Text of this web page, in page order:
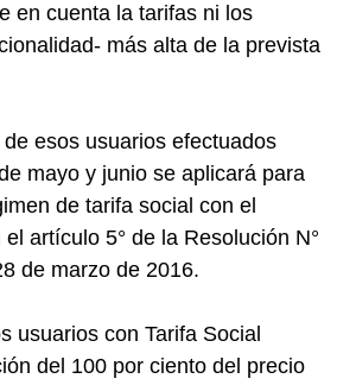
en cuenta la tarifas ni los
más alta de la prevista
esos usuarios efectuados
mayo y junio se aplicará para
de tarifa social con el
artículo 5° de la Resolución N°
de marzo de 2016.
usuarios con Tarifa Social
del 100 por ciento del precio